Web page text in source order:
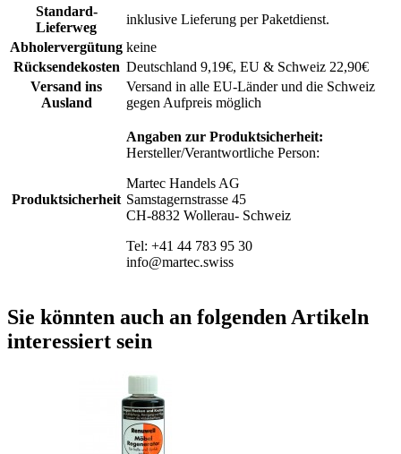
Standard-
Lieferweg
inklusive Lieferung per Paketdienst.
Abholervergütung keine
Rücksendekosten Deutschland 9,19€, EU & Schweiz 22,90€
Versand ins
Ausland
Versand in alle EU-Länder und die Schweiz
gegen Aufpreis möglich
Produktsicherheit
Angaben zur Produktsicherheit:
Hersteller/Verantwortliche Person:
Martec Handels AG
Samstagernstrasse 45
CH-8832 Wollerau- Schweiz
Tel: +41 44 783 95 30
info@martec.swiss
Sie könnten auch an folgenden Artikeln
interessiert sein